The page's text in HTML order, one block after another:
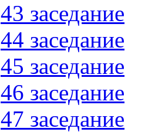
43 заседание
44 заседание
45 заседание
46 заседание
47 заседание